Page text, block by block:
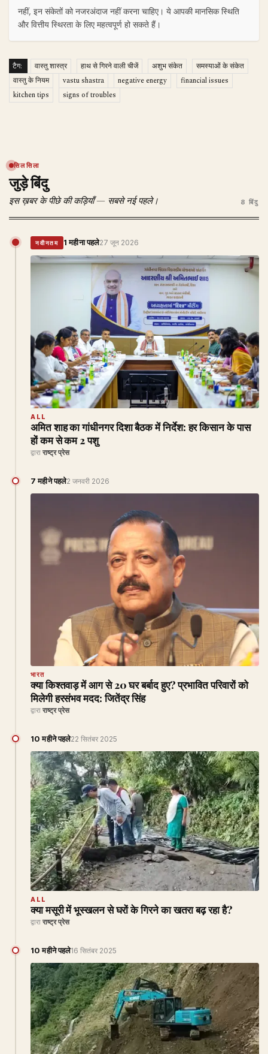
नहीं, इन संकेतों को नजरअंदाज नहीं करना चाहिए। ये आपकी मानसिक स्थिति
और वित्तीय स्थिरता के लिए महत्वपूर्ण हो सकते हैं।
टैग: वास्तु शास्त्र हाथ से गिरने वाली चीजें अशुभ संकेत
समस्याओं के संकेत
वास्तु के नियम
vastu shastra negative energy
financial issues
kitchen tips
signs of troubles
सिलसिला
जुड़े बिंदु
इस ख़बर के पीछे की कड़ियाँ — सबसे नई पहले। 8 बिंदु
नवीनतम 1 महीना पहले27 जून 2026
ALL
अमित शाह का गांधीनगर दिशा बैठक में निर्देश: हर किसान के पास
हों कम से कम 2 पशु
द्वारा राष्ट्र प्रेस
7 महीने पहले2 जनवरी 2026
भारत
क्या किश्तवाड़ में आग से 20 घर बर्बाद हुए? प्रभावित परिवारों को
मिलेगी हरसंभव मदद: जितेंद्र सिंह
द्वारा राष्ट्र प्रेस
10 महीने पहले22 सितंबर 2025
ALL
क्या मसूरी में भूस्खलन से घरों के गिरने का खतरा बढ़ रहा है?
द्वारा राष्ट्र प्रेस
10 महीने पहले16 सितंबर 2025